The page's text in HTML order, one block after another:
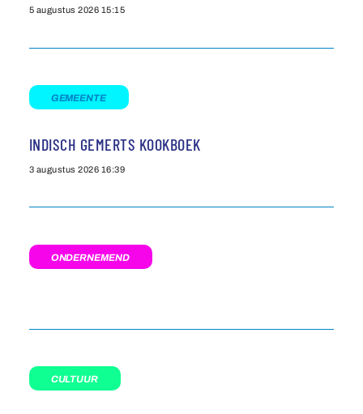
5 augustus 2026 15:15
GEMEENTE
INDISCH GEMERTS KOOKBOEK
3 augustus 2026 16:39
ONDERNEMEND
CULTUUR